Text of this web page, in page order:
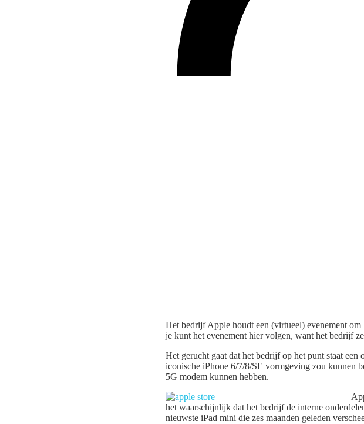
Het bedrijf Apple houdt een (virtueel) evenement
je kunt het evenement hier volgen, want het bedrijf
Het gerucht gaat dat het bedrijf op het punt staat
iconische iPhone 6/7/8/SE vormgeving zou kunnen
5G modem kunnen hebben.
het waarschijnlijk dat het bedrijf de interne
nieuwste iPad mini die zes maanden geleden